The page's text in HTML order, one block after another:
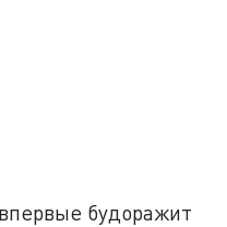
будоражит